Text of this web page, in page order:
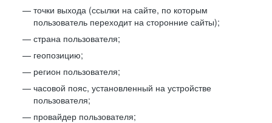
точки выхода (ссылки на сайте, по которым
пользователь переходит на сторонние сайты);
страна пользователя;
геопозицию;
регион пользователя;
часовой пояс, установленный на устройстве
пользователя;
провайдер пользователя;